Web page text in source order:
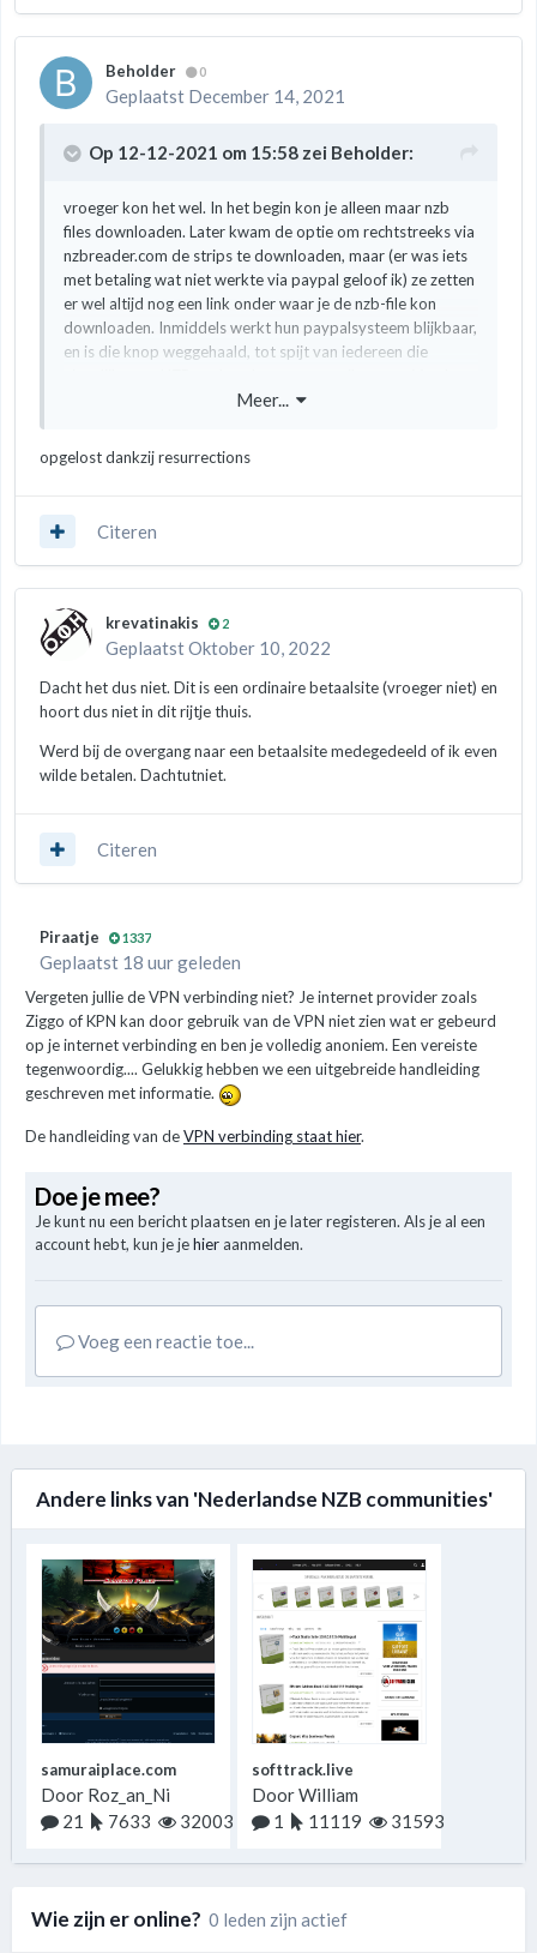
Beholder 0
Geplaatst December 14, 2021
Op 12-12-2021 om 15:58 zei Beholder:
vroeger kon het wel. In het begin kon je alleen maar nzb
files downloaden. Later kwam de optie om rechtstreeks via
nzbreader.com de strips te downloaden, maar (er was iets
met betaling wat niet werkte via paypal geloof ik) ze zetten
er wel altijd nog een link onder waar je de nzb-file kon
downloaden. Inmiddels werkt hun paypalsysteem blijkbaar,
en is die knop weggehaald, tot spijt van iedereen die
Via wat zoekwerkt teweten gekomen dat de nzb files zich in
deze directory bevinden
je ze niet zomaar downloaden. Helaas.
Meer...
opgelost dankzij resurrections
Citeren
krevatinakis 2
GeplaatstOktober 10, 2022
Dacht het dus niet. Dit is een ordinaire betaalsite (vroeger niet) en
hoort dus niet in dit rijtje thuis.
Werd bij de overgang naar een betaalsite medegedeeld of ik even
wilde betalen. Dachtutniet.
Citeren
Piraatje 1337
Geplaatst 18 uur geleden
Vergeten jullie de VPN verbinding niet? Je internet provider zoals
Ziggo of KPN kan door gebruik van de VPN niet zien wat er gebeurd
op je internet verbinding en ben je volledig anoniem. Een vereiste
tegenwoordig.... Gelukkig hebben we een uitgebreide handleiding
geschreven met informatie.
De handleiding van deVPN verbinding staat hier.
Doe je mee?
Je kunt nu een bericht plaatsen en je later registeren. Als je al een
account hebt, kun je jehier aanmelden.
Voeg een reactie toe...
Andere links van 'Nederlandse NZB communities'
samuraiplace.com
Door Roz_an_Ni
21
7633 32003
softtrack.live
DoorWilliam
1
11119 31593
Wie zijn er online? 0 leden zijn actief